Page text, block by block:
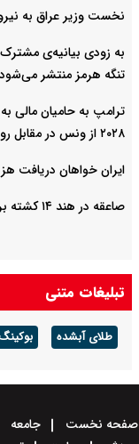
نخست وزیر عراق به
به زودی بیانیه‌ی مشترک
تنگه هرمز منتشر می‌شود
ترامپ به حامیان مالی
۲۰۲۸ از ونس در مقابل روبیو حمایت کنند
ایران خواهان دریافت هزینه ۵ تا ۷ درصدی از تنگه
صاعقه در هند ۱۴ کشته بر جای گذاشت
تبلیغات متنی
طلای آبشده
صفحه نخست جامعه